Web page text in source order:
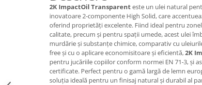
2K ImpactOil Transparenteste un ulei natural
inovatoare 2-componente High Solid, care
oferind proprietăți excelente. Fiind ideal pentru
calitate, precum și pentru spații umede, acest ulei
murdărie și substanțe chimice, comparativ cu
free și cu o aplicare economisitoare și eficientă,2K
pentru jucăriile copiilor conform normei EN 71-3, și
certificate. Perfect pentru o gamă largă de lemn
soluția ideală pentru un finisaj natural și durabil al